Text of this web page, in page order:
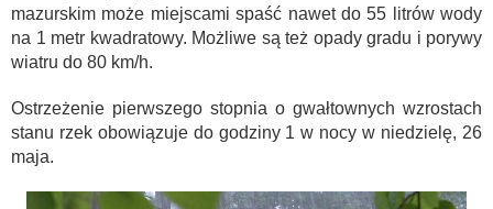
mazurskim może miejscami spaść nawet do 55 litrów wody
na 1 metr kwadratowy. Możliwe są też opady gradu i porywy
wiatru do 80 km/h.
Ostrzeżenie pierwszego stopnia o gwałtownych wzrostach
stanu rzek obowiązuje do godziny 1 w nocy w niedzielę, 26
maja.